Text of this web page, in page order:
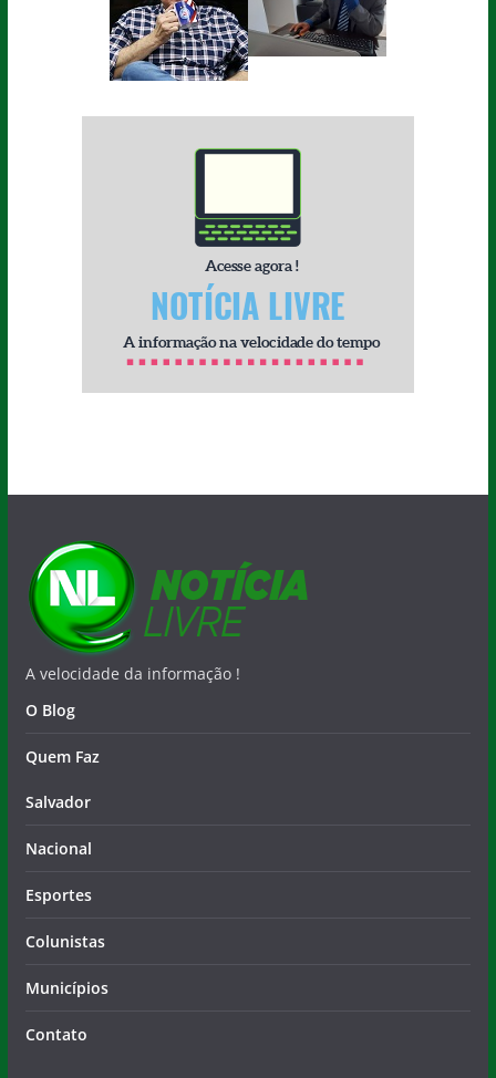
A velocidade da informação !
O Blog
Quem Faz
Salvador
Nacional
Esportes
Colunistas
Municípios
Contato